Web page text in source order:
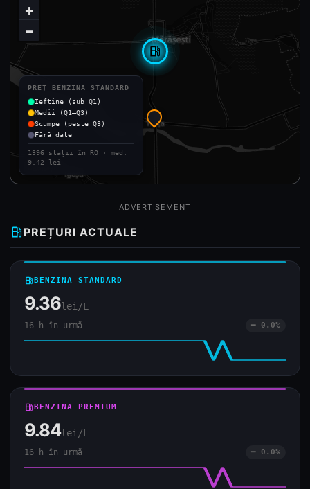
local_gas_station
+
−
PREȚ BENZINA STANDARD
Ieftine (sub Q1)
Medii (Q1–Q3)
Scumpe (peste Q3)
Fără date
1396 stații în RO · med:
9.42 lei
ADVERTISEMENT
local_gas_station PREȚURI ACTUALE
local_gas_stationBENZINA STANDARD
9.36lei/L
16 h în urmă ━ 0.0%
local_gas_stationBENZINA PREMIUM
9.84lei/L
16 h în urmă ━ 0.0%